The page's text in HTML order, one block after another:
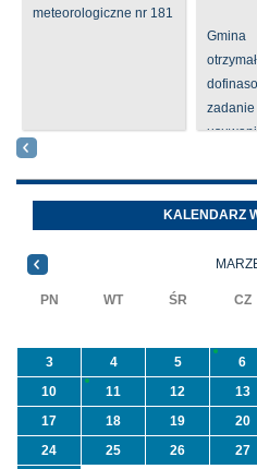
meteorologiczne nr 181
KALENDARZ
PN WT ŚR CZ
3
4 5 6
10
11 12 13
17
18 19 20
24
25 26 27